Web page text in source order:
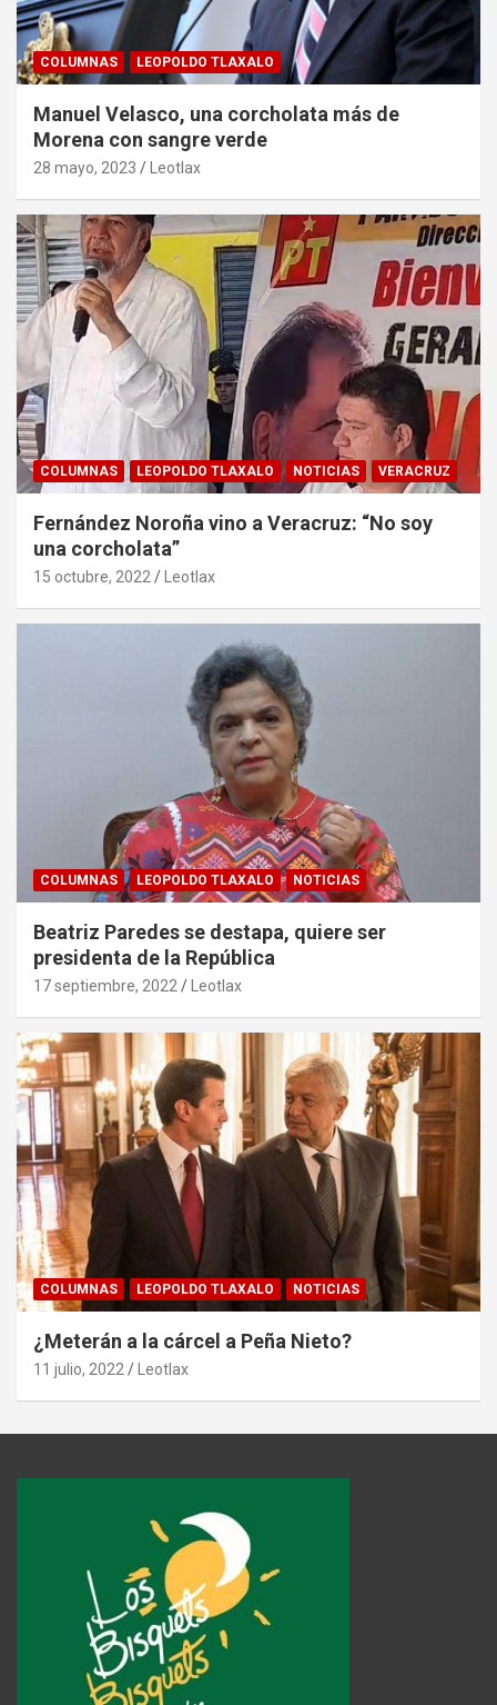
COLUMNAS LEOPOLDO TLAXALO
Manuel Velasco, una corcholata más de
Morena con sangre verde
28 mayo, 2023 Leotlax
COLUMNAS LEOPOLDO TLAXALO NOTICIAS VERACRUZ
Fernández Noroña vino a Veracruz: “No soy
una corcholata”
15 octubre, 2022 Leotlax
COLUMNAS LEOPOLDO TLAXALO NOTICIAS
Beatriz Paredes se destapa, quiere ser
presidenta de la República
17 septiembre, 2022 Leotlax
COLUMNAS LEOPOLDO TLAXALO NOTICIAS
¿Meterán a la cárcel a Peña Nieto?
11 julio, 2022 Leotlax